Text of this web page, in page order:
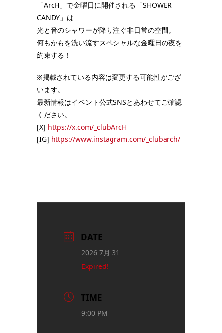
「ArcH」で金曜日に開催される「SHOWER
CANDY」は
光と音のシャワーが降り注ぐ非日常の空間。
何もかもを洗い流すスペシャルな金曜日の夜を
約束する！
※掲載されている内容は変更する可能性がござ
います。
最新情報はイベント公式SNSとあわせてご確認
ください。
[X] https://x.com/_clubArcH
[IG] https://www.instagram.com/_clubarch/
DATE
2026 7月 31
Expired!
TIME
9:00 PM